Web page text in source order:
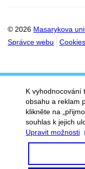
© 2026 Masarykova
Správce webu
Cookies
K vyhodnocování
obsahu a reklam
klikněte na
souhlas k jejich
Upravit možnosti